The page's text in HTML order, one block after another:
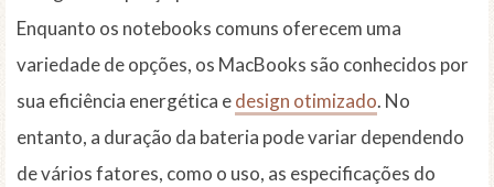
Enquanto os notebooks comuns oferecem uma
variedade de opções, os MacBooks são conhecidos por
sua eficiência energética edesign otimizado. No
entanto, a duração da bateria pode variar dependendo
de vários fatores, como o uso, as especificações do